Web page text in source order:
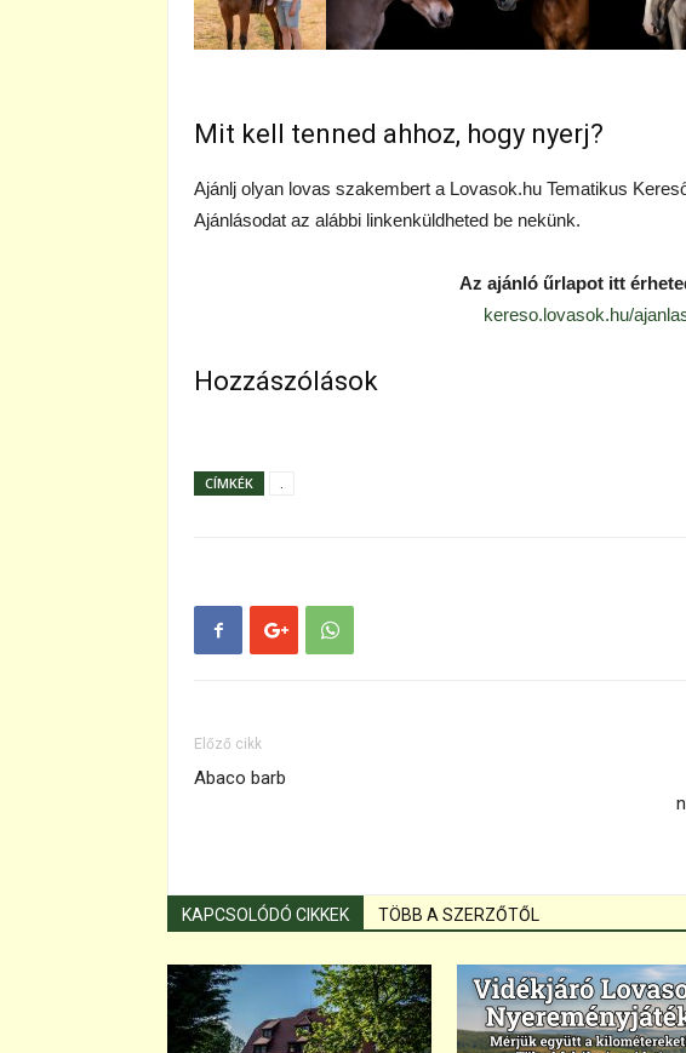
Mit kell tenned ahhoz, hogy nyerj?
Ajánlj olyan lovas szakembert a Lovasok.hu Tematikus
Ajánlásodat az alábbi linkenküldheted be nekünk.
Az ajánló űrlapot itt
kereso.lovasok.hu/
Hozzászólások
CÍMKÉK .
Előző cikk
Abaco barb
KAPCSOLÓDÓ CIKKEK TÖBB A SZERZŐTŐL